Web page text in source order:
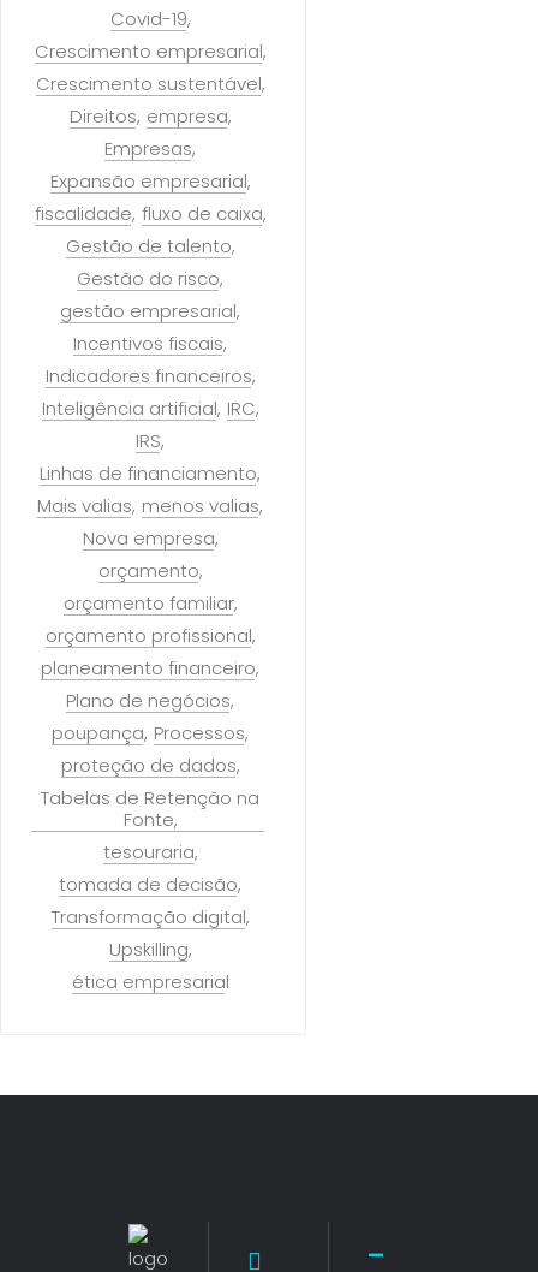
Covid-19
Crescimento empresarial
Crescimento sustentável
Direitos empresa
Empresas
Expansão empresarial
fiscalidade fluxo de caixa
Gestão de talento
Gestão do risco
gestão empresarial
Incentivos fiscais
Indicadores financeiros
Inteligência artificial IRC
IRS
Linhas de financiamento
Mais valias menos valias
Nova empresa
orçamento
orçamento familiar
orçamento profissional
planeamento financeiro
Plano de negócios
poupança Processos
proteção de dados
Tabelas de Retenção na
Fonte
tesouraria
tomada de decisão
Transformação digital
Upskilling
ética empresarial